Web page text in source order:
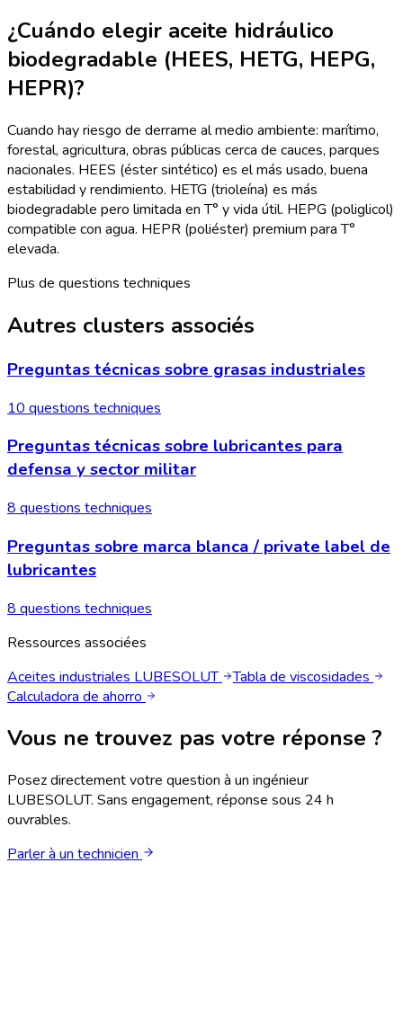
¿Cuándo elegir aceite hidráulico
biodegradable (HEES, HETG, HEPG,
HEPR)?
Cuando hay riesgo de derrame al medio ambiente: marítimo,
forestal, agricultura, obras públicas cerca de cauces, parques
nacionales. HEES (éster sintético) es el más usado, buena
estabilidad y rendimiento. HETG (trioleína) es más
biodegradable pero limitada en T° y vida útil. HEPG (poliglicol)
compatible con agua. HEPR (poliéster) premium para T°
elevada.
Plus de questions techniques
Autres clusters associés
Preguntas técnicas sobre grasas industriales
10 questions techniques
Preguntas técnicas sobre lubricantes para
defensa y sector militar
8 questions techniques
Preguntas sobre marca blanca / private label de
lubricantes
8 questions techniques
Ressources associées
Aceites industriales LUBESOLUT
Tabla de viscosidades
Calculadora de ahorro
Vous ne trouvez pas votre réponse ?
Posez directement votre question à un ingénieur
LUBESOLUT. Sans engagement, réponse sous 24 h
ouvrables.
Parler à un technicien